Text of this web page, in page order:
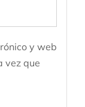
y web
vez que